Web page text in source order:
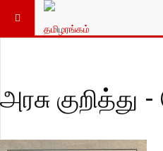
அரசு குறித்து